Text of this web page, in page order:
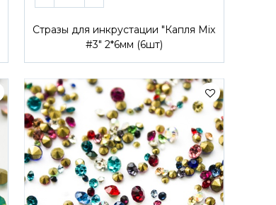
Стразы для инкрустации "Капля Mix
#3" 2*6мм (6шт)